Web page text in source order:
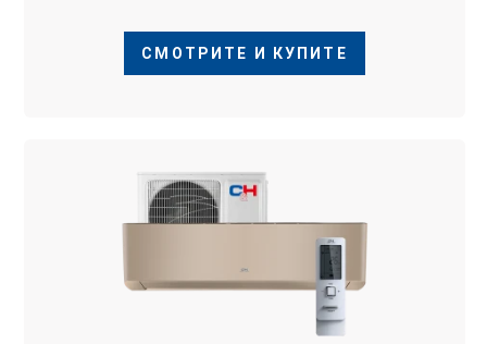
СМОТРИТЕ И КУПИТЕ